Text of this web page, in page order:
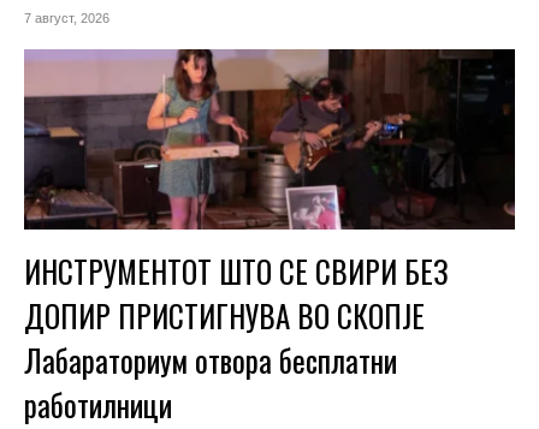
7 август, 2026
ИНСТРУМЕНТОТ ШТО СЕ СВИРИ БЕЗ
ДОПИР ПРИСТИГНУВА ВО СКОПЈЕ
Лабараториум отвора бесплатни
работилници